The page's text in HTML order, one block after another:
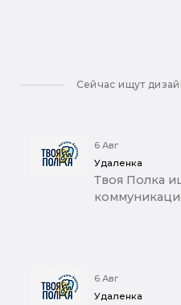
Сейчас ищут
6 Авг
Удаленка
Твоя Полка
6 Авг
Удаленка